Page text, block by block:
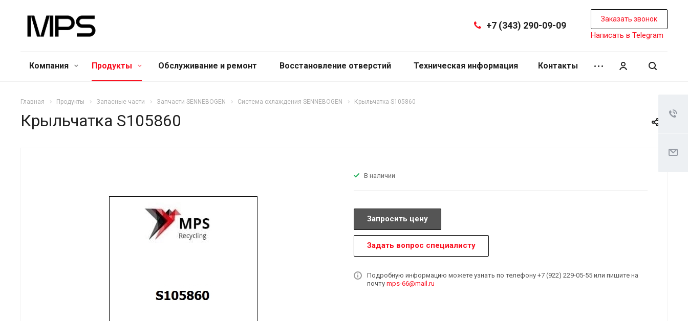
+7 (343) 290-09-09
Заказать звонок
Написать в Telegram
Компания Продукты Обслуживание и ремонт Восстановление отверстий Техническая информация Контакты
Главная Продукты Запасные части Запчасти SENNEBOGEN Система охлаждения SENNEBOGEN Крыльчатка S105860
Крыльчатка S105860
В наличии
Запросить цену
Задать вопрос специалисту
Подробную информацию можете узнать по телефону +7 (922) 229-05-55 или пишите на
почту mps-66@mail.ru